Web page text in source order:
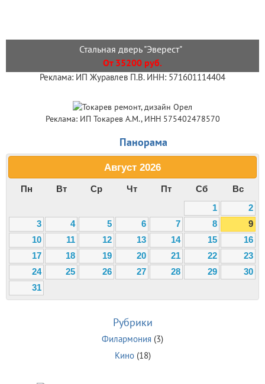
Стальная дверь "Эверест"
От 35200 руб.
Реклама: ИП Журавлев П.В. ИНН: 571601114404
Реклама: ИП Токарев А.М., ИНН 575402478570
Панорама
Август 2026
Пн Вт Ср Чт Пт Сб
Вс
1
2
3
4 5 6 7 8
9
10
11 12 13 14 15
16
17
18 19 20 21 22
23
24
25 26 27 28 29
30
31
Рубрики
Филармония (3)
Кино(18)